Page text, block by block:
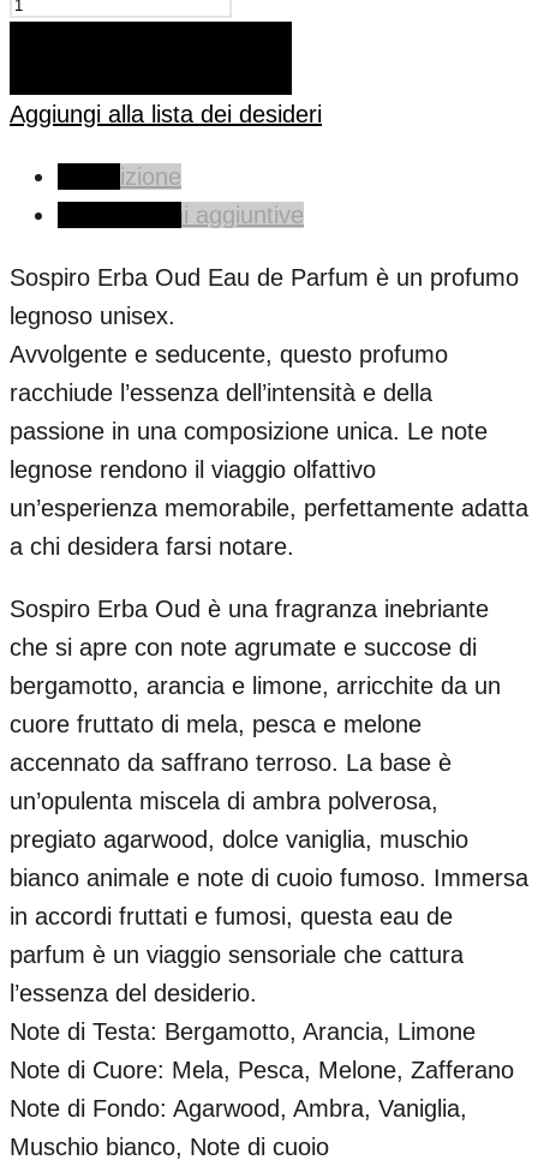
Aggiungi alla lista dei desideri
Descrizione
Informazioni aggiuntive
Sospiro Erba Oud Eau de Parfum è un profumo
legnoso unisex.
Avvolgente e seducente, questo profumo
racchiude l’essenza dell’intensità e della
passione in una composizione unica. Le note
legnose rendono il viaggio olfattivo
un’esperienza memorabile, perfettamente adatta
a chi desidera farsi notare.
Sospiro Erba Oud è una fragranza inebriante
che si apre con note agrumate e succose di
bergamotto, arancia e limone, arricchite da un
cuore fruttato di mela, pesca e melone
accennato da saffrano terroso. La base è
un’opulenta miscela di ambra polverosa,
pregiato agarwood, dolce vaniglia, muschio
bianco animale e note di cuoio fumoso. Immersa
in accordi fruttati e fumosi, questa eau de
parfum è un viaggio sensoriale che cattura
l’essenza del desiderio.
Note di Testa: Bergamotto, Arancia, Limone
Note di Cuore: Mela, Pesca, Melone, Zafferano
Note di Fondo: Agarwood, Ambra, Vaniglia,
Muschio bianco, Note di cuoio